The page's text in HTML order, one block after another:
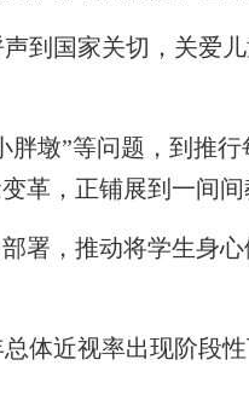
国家关切，关爱儿
墩”等问题，到推行
革，正铺展到一间间
，推动将学生身心
近视率出现阶段性